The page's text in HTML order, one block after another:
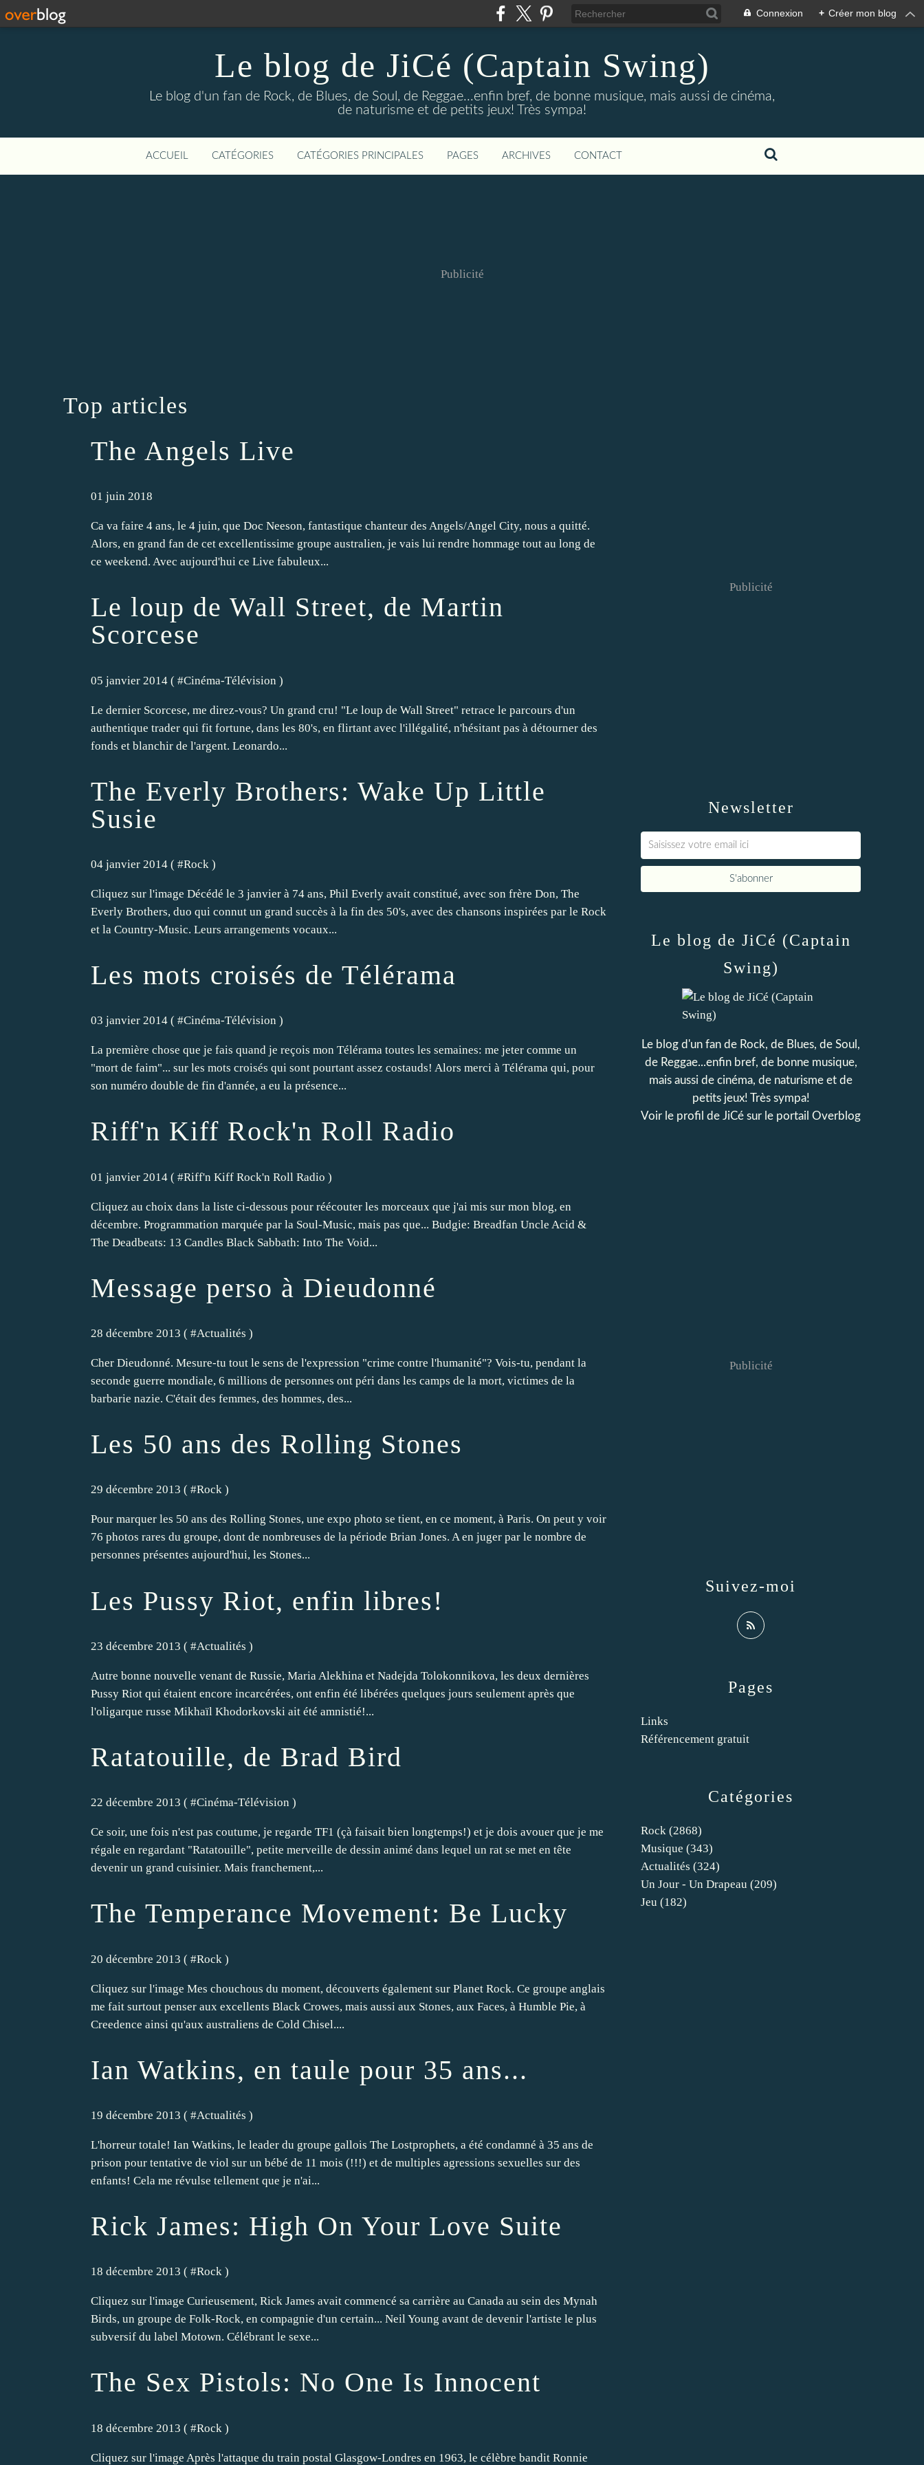
Connexion + Créer mon blog
Le blog de JiCé (Captain Swing)
Le blog d'un fan de Rock, de Blues, de Soul, de Reggae...enfin bref, de bonne musique, mais aussi de cinéma,
de naturisme et de petits jeux! Très sympa!
ACCUEIL CATÉGORIES CATÉGORIES PRINCIPALES PAGES ARCHIVES CONTACT
Publicité
Top articles
The Angels Live
01 juin 2018
Ca va faire 4 ans, le 4 juin, que Doc Neeson, fantastique chanteur des Angels/Angel City, nous a quitté.
Alors, en grand fan de cet excellentissime groupe australien, je vais lui rendre hommage tout au long de
ce weekend. Avec aujourd'hui ce Live fabuleux...
Le loup de Wall Street, de Martin
Scorcese
05 janvier 2014 ( #Cinéma-Télévision )
Le dernier Scorcese, me direz-vous? Un grand cru! "Le loup de Wall Street" retrace le parcours d'un
authentique trader qui fit fortune, dans les 80's, en flirtant avec l'illégalité, n'hésitant pas à détourner des
fonds et blanchir de l'argent. Leonardo...
The Everly Brothers: Wake Up Little
Susie
04 janvier 2014 ( #Rock )
Cliquez sur l'image Décédé le 3 janvier à 74 ans, Phil Everly avait constitué, avec son frère Don, The
Everly Brothers, duo qui connut un grand succès à la fin des 50's, avec des chansons inspirées par le Rock
et la Country-Music. Leurs arrangements vocaux...
Les mots croisés de Télérama
03 janvier 2014 ( #Cinéma-Télévision )
La première chose que je fais quand je reçois mon Télérama toutes les semaines: me jeter comme un
"mort de faim"... sur les mots croisés qui sont pourtant assez costauds! Alors merci à Télérama qui, pour
son numéro double de fin d'année, a eu la présence...
Riff'n Kiff Rock'n Roll Radio
01 janvier 2014 ( #Riff'n Kiff Rock'n Roll Radio )
Cliquez au choix dans la liste ci-dessous pour réécouter les morceaux que j'ai mis sur mon blog, en
décembre. Programmation marquée par la Soul-Music, mais pas que... Budgie: Breadfan Uncle Acid &
The Deadbeats: 13 Candles Black Sabbath: Into The Void...
Message perso à Dieudonné
28 décembre 2013 ( #Actualités )
Cher Dieudonné. Mesure-tu tout le sens de l'expression "crime contre l'humanité"? Vois-tu, pendant la
seconde guerre mondiale, 6 millions de personnes ont péri dans les camps de la mort, victimes de la
barbarie nazie. C'était des femmes, des hommes, des...
Les 50 ans des Rolling Stones
29 décembre 2013 ( #Rock )
Pour marquer les 50 ans des Rolling Stones, une expo photo se tient, en ce moment, à Paris. On peut y voir
76 photos rares du groupe, dont de nombreuses de la période Brian Jones. A en juger par le nombre de
personnes présentes aujourd'hui, les Stones...
Les Pussy Riot, enfin libres!
23 décembre 2013 ( #Actualités )
Autre bonne nouvelle venant de Russie, Maria Alekhina et Nadejda Tolokonnikova, les deux dernières
Pussy Riot qui étaient encore incarcérées, ont enfin été libérées quelques jours seulement après que
l'oligarque russe Mikhaïl Khodorkovski ait été amnistié!...
Ratatouille, de Brad Bird
22 décembre 2013 ( #Cinéma-Télévision )
Ce soir, une fois n'est pas coutume, je regarde TF1 (çà faisait bien longtemps!) et je dois avouer que je me
régale en regardant "Ratatouille", petite merveille de dessin animé dans lequel un rat se met en tête
devenir un grand cuisinier. Mais franchement,...
The Temperance Movement: Be Lucky
20 décembre 2013 ( #Rock )
Cliquez sur l'image Mes chouchous du moment, découverts également sur Planet Rock. Ce groupe anglais
me fait surtout penser aux excellents Black Crowes, mais aussi aux Stones, aux Faces, à Humble Pie, à
Creedence ainsi qu'aux australiens de Cold Chisel....
Ian Watkins, en taule pour 35 ans...
19 décembre 2013 ( #Actualités )
L'horreur totale! Ian Watkins, le leader du groupe gallois The Lostprophets, a été condamné à 35 ans de
prison pour tentative de viol sur un bébé de 11 mois (!!!) et de multiples agressions sexuelles sur des
enfants! Cela me révulse tellement que je n'ai...
Rick James: High On Your Love Suite
18 décembre 2013 ( #Rock )
Cliquez sur l'image Curieusement, Rick James avait commencé sa carrière au Canada au sein des Mynah
Birds, un groupe de Folk-Rock, en compagnie d'un certain... Neil Young avant de devenir l'artiste le plus
subversif du label Motown. Célébrant le sexe...
The Sex Pistols: No One Is Innocent
18 décembre 2013 ( #Rock )
Cliquez sur l'image Après l'attaque du train postal Glasgow-Londres en 1963, le célèbre bandit Ronnie
Newsletter
Publicité
Catégories
Rock (2868)
Musique (343)
Actualités (324)
Un Jour - Un Drapeau (209)
Jeu (182)
Pages
Links
Référencement gratuit
Le blog de JiCé (Captain
Swing)
Le blog d'un fan de Rock, de Blues, de Soul,
de Reggae...enfin bref, de bonne musique,
mais aussi de cinéma, de naturisme et de
petits jeux! Très sympa!
Voir le profil de JiCé sur le portail Overblog
Suivez-moi
Publicité